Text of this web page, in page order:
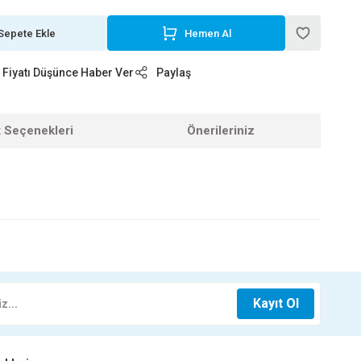
Ekle Hemen Al
Fiyatı Düşünce Haber Ver Paylaş
Seçenekleri Önerileriniz
FIRAT
TL
125X125 ÇATAL FIRAT
296,00 TL
Kayıt Ol